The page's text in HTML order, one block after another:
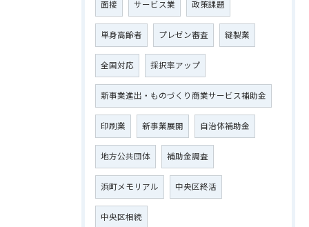
面接 サービス業 政策課題
単身高齢者 プレゼン審査 縫製業
全国対応 採択率アップ
新事業進出・ものづくり商業サービス補助金
印刷業 新事業展開 自治体補助金
地方公共団体 補助金調査
浜町メモリアル 中央区終活
中央区相続